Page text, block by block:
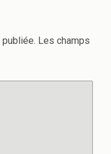
Les champs